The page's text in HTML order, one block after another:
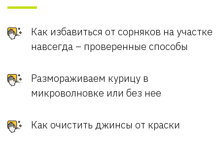
Как избавиться от сорняков на участке
навсегда – проверенные способы
Размораживаем курицу в
микроволновке или без нее
Как очистить джинсы от краски